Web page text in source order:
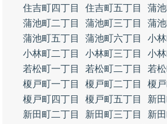
住吉町四丁目
住吉町五丁目
蒲
蒲池町二丁目
蒲池町三丁目
蒲
蒲池町五丁目
蒲池町六丁目
小
小林町二丁目
小林町三丁目
小
若松町一丁目
若松町二丁目
若
榎戸町一丁目
榎戸町二丁目
榎
榎戸町四丁目
榎戸町五丁目
新
新田町二丁目
新田町三丁目
新